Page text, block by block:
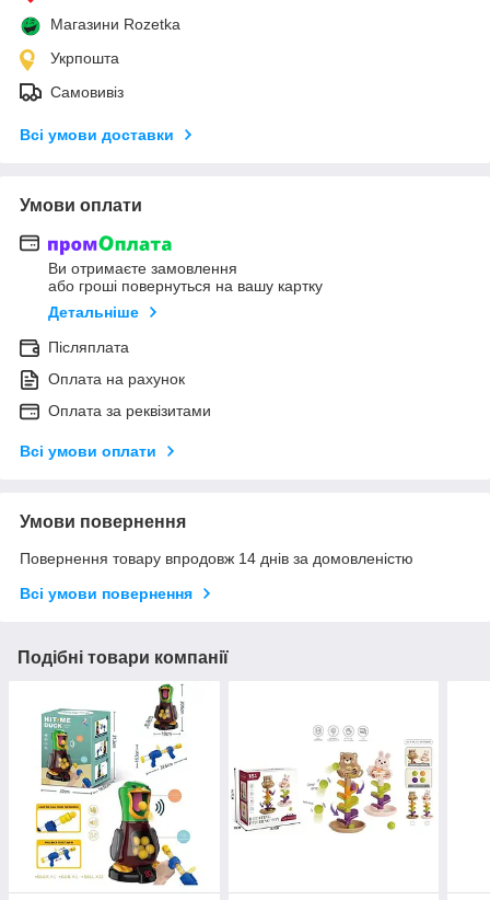
Магазини Rozetka
Укрпошта
Самовивіз
Всі умови доставки
Умови оплати
Ви отримаєте замовлення
або гроші повернуться на вашу картку
Детальніше
Післяплата
Оплата на рахунок
Оплата за реквізитами
Всі умови оплати
Умови повернення
Повернення товару впродовж 14 днів за домовленістю
Всі умови повернення
Подібні товари компанії